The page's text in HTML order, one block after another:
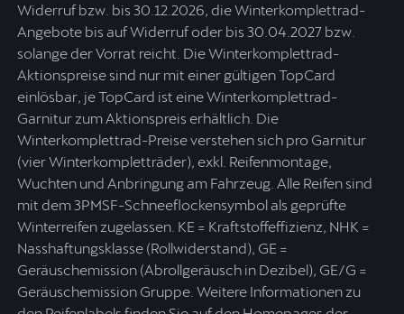
Widerruf bzw. bis 30.12.2026, die Winterkomplettrad-
Angebote bis auf Widerruf oder bis 30.04.2027 bzw.
solange der Vorrat reicht. Die Winterkomplettrad-
Aktionspreise sind nur mit einer gültigen TopCard
einlösbar, je TopCard ist eine Winterkomplettrad-
Garnitur zum Aktionspreis erhältlich. Die
Winterkomplettrad-Preise verstehen sich pro Garnitur
(vier Winterkompletträder), exkl. Reifenmontage,
Wuchten und Anbringung am Fahrzeug. Alle Reifen sind
mit dem 3PMSF-Schneeflockensymbol als geprüfte
Winterreifen zugelassen. KE = Kraftstoffeffizienz, NHK =
Nasshaftungsklasse (Rollwiderstand), GE =
Geräuschemission (Abrollgeräusch in Dezibel), GE/G =
Geräuschemission Gruppe. Weitere Informationen zu